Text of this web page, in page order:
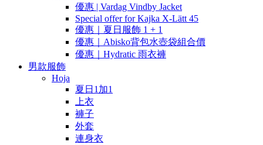
優惠 | Vardag Vindby Jacket
Special offer for Kajka X-Lätt 45
優惠｜夏日服飾 1 + 1
優惠｜Abisko背包水壺袋組合價
優惠｜Hydratic 雨衣褲
男款服飾
Hoja
夏日1加1
上衣
褲子
外套
連身衣